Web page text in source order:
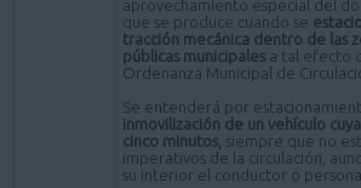
aprovechamiento especial del
que se produce cuando se
tracción mecánica dentro de las
públicas municipales a tal efecto
Ordenanza Municipal de
Se entenderá por
inmovilización de un vehículo
cinco minutos, siempre que no
imperativos de la circulación,
su interior el conductor o